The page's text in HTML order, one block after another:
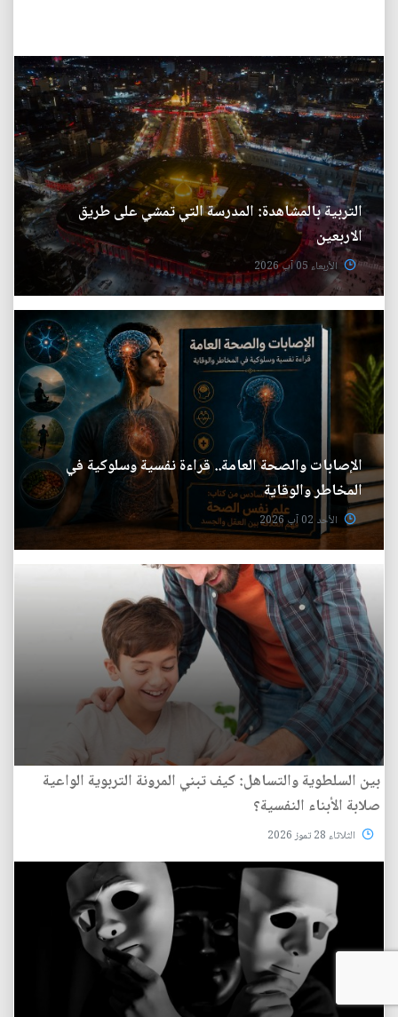
التربية بالمشاهدة: المدرسة التي تمشي على طريق
الاربعين
الأربعاء 05 آب 2026
الإصابات والصحة العامة.. قراءة نفسية وسلوكية في
المخاطر والوقاية
الأحد 02 آب 2026
بين السلطوية والتساهل: كيف تبني المرونة التربوية الواعية
صلابة الأبناء النفسية؟
الثلاثاء 28 تموز 2026